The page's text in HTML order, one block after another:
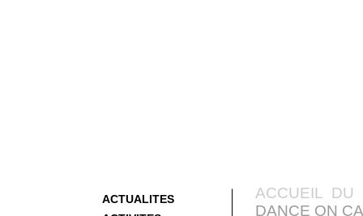
ACTUALITES
ACCUEIL DU
DANCE ON